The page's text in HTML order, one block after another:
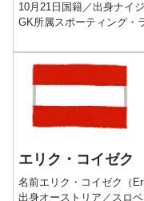
10月21日国籍／出身ナイ
GK所属スポーティング・
エリク・コイゼク
名前エリク・コイゼク（
出身オーストリア／スロ